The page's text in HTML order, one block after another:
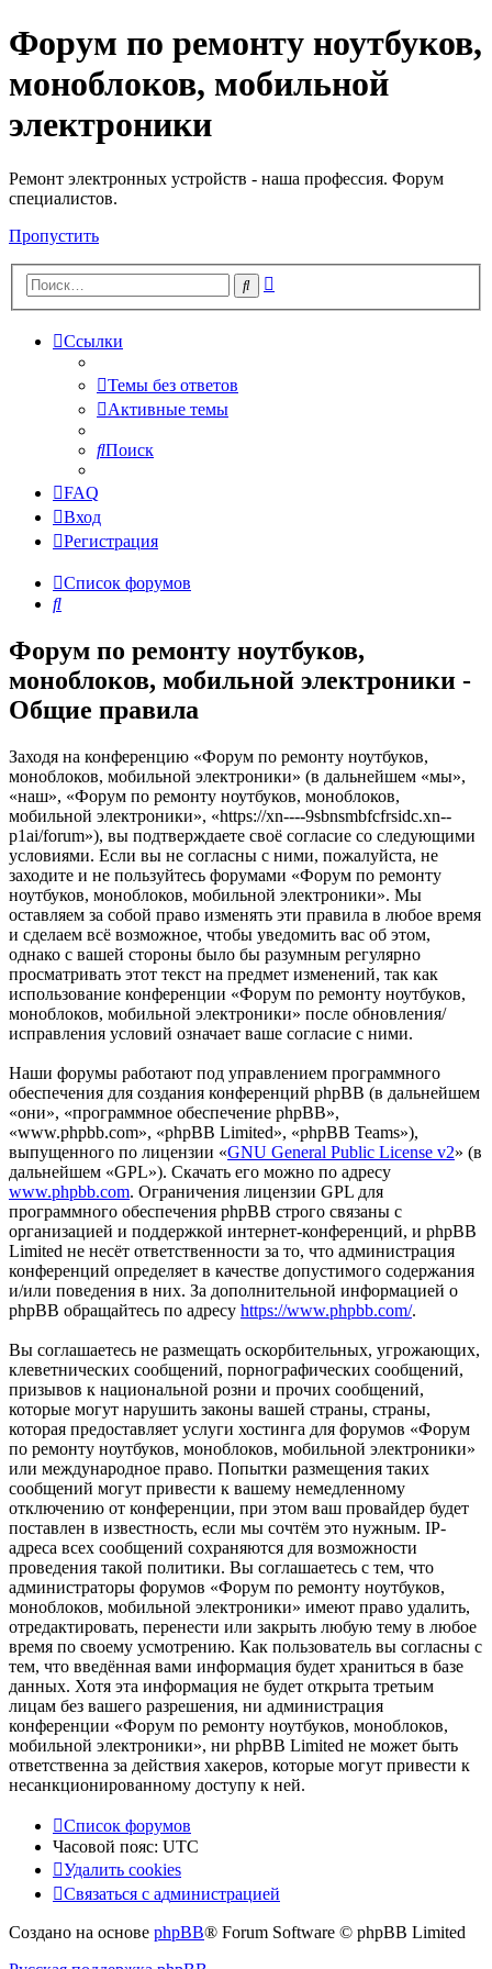
Регистрация
Форум по ремонту ноутбуков,
моноблоков, мобильной
электроники
Ремонт электронных устройств - наша профессия. Форум
специалистов.
Пропустить
Поиск
Ссылки
Темы без ответов
Активные темы
Поиск
FAQ
Вход
Регистрация
Список форумов
Поиск
Форум по ремонту ноутбуков,
моноблоков, мобильной электроники -
Общие правила
Заходя на конференцию «Форум по ремонту ноутбуков,
моноблоков, мобильной электроники» (в дальнейшем «мы»,
«наш», «Форум по ремонту ноутбуков, моноблоков,
мобильной электроники», «https://xn----9sbnsmbfcfrsidc.xn--
p1ai/forum»), вы подтверждаете своё согласие со следующими
условиями. Если вы не согласны с ними, пожалуйста, не
заходите и не пользуйтесь форумами «Форум по ремонту
ноутбуков, моноблоков, мобильной электроники». Мы
оставляем за собой право изменять эти правила в любое время
и сделаем всё возможное, чтобы уведомить вас об этом,
однако с вашей стороны было бы разумным регулярно
просматривать этот текст на предмет изменений, так как
использование конференции «Форум по ремонту ноутбуков,
моноблоков, мобильной электроники» после обновления/
исправления условий означает ваше согласие с ними.
Наши форумы работают под управлением программного
обеспечения для создания конференций phpBB (в дальнейшем
«они», «программное обеспечение phpBB»,
«www.phpbb.com», «phpBB Limited», «phpBB Teams»),
выпущенного по лицензии «GNU General Public License v2» (в
дальнейшем «GPL»). Скачать его можно по адресу
www.phpbb.com. Ограничения лицензии GPL для
программного обеспечения phpBB строго связаны с
организацией и поддержкой интернет-конференций, и phpBB
Limited не несёт ответственности за то, что администрация
конференций определяет в качестве допустимого содержания
и/или поведения в них. За дополнительной информацией о
phpBB обращайтесь по адресу https://www.phpbb.com/.
Вы соглашаетесь не размещать оскорбительных, угрожающих,
клеветнических сообщений, порнографических сообщений,
призывов к национальной розни и прочих сообщений,
которые могут нарушить законы вашей страны, страны,
которая предоставляет услуги хостинга для форумов «Форум
по ремонту ноутбуков, моноблоков, мобильной электроники»
или международное право. Попытки размещения таких
сообщений могут привести к вашему немедленному
отключению от конференции, при этом ваш провайдер будет
поставлен в известность, если мы сочтём это нужным. IP-
адреса всех сообщений сохраняются для возможности
проведения такой политики. Вы соглашаетесь с тем, что
администраторы форумов «Форум по ремонту ноутбуков,
моноблоков, мобильной электроники» имеют право удалить,
отредактировать, перенести или закрыть любую тему в любое
время по своему усмотрению. Как пользователь вы согласны с
тем, что введённая вами информация будет храниться в базе
данных. Хотя эта информация не будет открыта третьим
лицам без вашего разрешения, ни администрация
конференции «Форум по ремонту ноутбуков, моноблоков,
мобильной электроники», ни phpBB Limited не может быть
ответственна за действия хакеров, которые могут привести к
несанкционированному доступу к ней.
Список форумов
Часовой пояс: UTC
Удалить cookies
Связаться
администрацией
Связаться с администрацией
Создано на основе phpBB® Forum Software © phpBB Limited